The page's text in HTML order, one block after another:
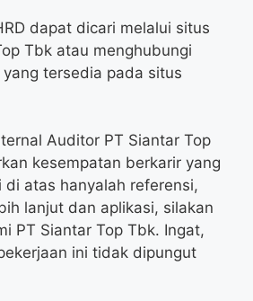
dapat dicari melalui situs
Tbk atau menghubungi
tersedia pada situs
Auditor PT Siantar Top
kesempatan berkarir yang
di atas hanyalah referensi,
lanjut dan aplikasi, silakan
PT Siantar Top Tbk. Ingat,
ini tidak dipungut